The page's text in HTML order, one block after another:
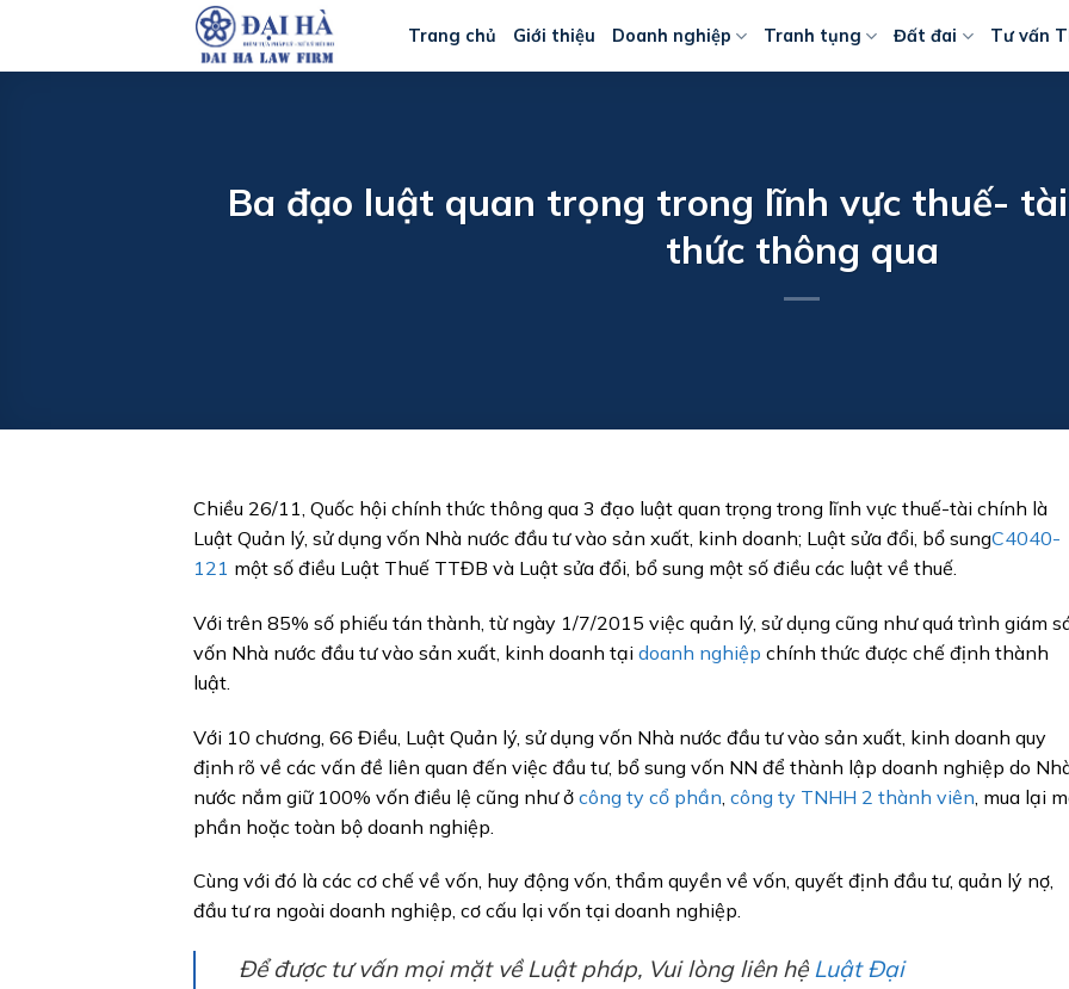
nội
Trang chủ Giới thiệu Doanh nghiệp Tranh tụng Đất đai Tư vấn
Ba đạo luật quan trọng trong lĩnh vực thuế-
thức thông qua
Chiều 26/11, Quốc hội chính thức thông qua 3 đạo luật quan trọng trong lĩnh vực thuế-tài chính là
Luật Quản lý, sử dụng vốn Nhà nước đầu tư vào sản xuất, kinh doanh; Luật sửa đổi, bổ sungC4040-
121 một số điều Luật Thuế TTĐB và Luật sửa đổi, bổ sung một số điều các luật về thuế.
Với trên 85% số phiếu tán thành, từ ngày 1/7/2015 việc quản lý, sử dụng cũng như quá trình giám
vốn Nhà nước đầu tư vào sản xuất, kinh doanh tại doanh nghiệp chính thức được chế định thành
luật.
Với 10 chương, 66 Điều, Luật Quản lý, sử dụng vốn Nhà nước đầu tư vào sản xuất, kinh doanh quy
định rõ về các vấn đề liên quan đến việc đầu tư, bổ sung vốn NN để thành lập doanh nghiệp do
nước nắm giữ 100% vốn điều lệ cũng như ở công ty cổ phần công ty TNHH 2 thành viên , mua lại
phần hoặc toàn bộ doanh nghiệp.
Cùng với đó là các cơ chế về vốn, huy động vốn, thẩm quyền về vốn, quyết định đầu tư, quản lý nợ,
đầu tư ra ngoài doanh nghiệp, cơ cấu lại vốn tại doanh nghiệp.
Để được tư vấn mọi mặt về Luật pháp, Vui lòng liên hệ Luật Đại